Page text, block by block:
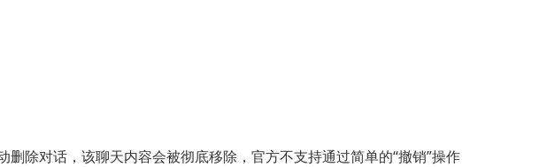
除对话，该聊天内容会被彻底移除，官方不支持通过简单的“撤销”操作